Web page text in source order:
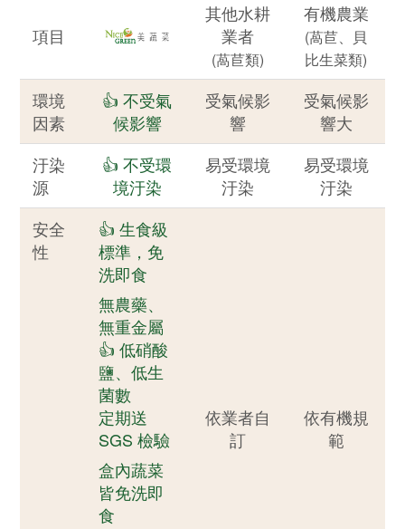
項目
其他水耕
業者
(萵苣類)
有機農業
(萵苣、貝
比生菜類)
環境
因素
👍 不受氣
候影響
受氣候影
響
受氣候影
響大
汙染
源
👍 不受環
境汙染
易受環境
汙染
易受環境
汙染
安全
性
👍 生食級
標準，免
洗即食
無農藥、
無重金屬
👍 低硝酸
鹽、低生
菌數
定期送
SGS 檢驗
盒內蔬菜
皆免洗即
食
依業者自
訂
依有機規
範